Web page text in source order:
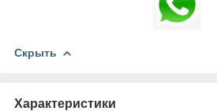
Скрыть
Характеристики